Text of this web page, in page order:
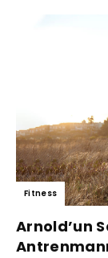
Fitness
Arnold’un